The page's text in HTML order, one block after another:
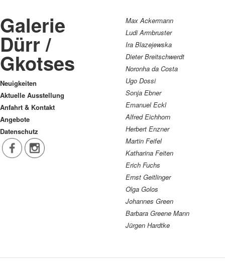
Galerie
Dürr /
Gkotses
Neuigkeiten
Aktuelle Ausstellung
Anfahrt & Kontakt
Angebote
Datenschutz
Max Ackermann
Ludi Armbruster
Ira Blazejewska
Dieter Breitschwerdt
Noronha da Costa
Ugo Dossi
Sonja Ebner
Emanuel Eckl
Alfred Eichhorn
Herbert Enzner
Martin Feifel
Katharina Feiten
Erich Fuchs
Ernst Geitlinger
Olga Golos
Johannes Green
Barbara Greene Mann
Jürgen Hardtke